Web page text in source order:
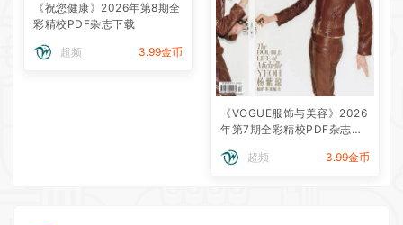
《祝您健康》2026年第8期全
彩精校PDF杂志下载
超频 3.99金币
《VOGUE服饰与美容》2026
年第7期全彩精校PDF杂志下
超频
3.99金币